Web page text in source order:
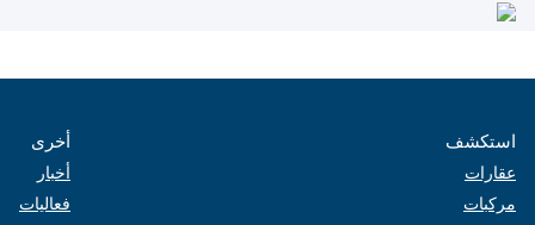
استكشف
عقارات
مركبات
أخرى
أخبار
فعاليات